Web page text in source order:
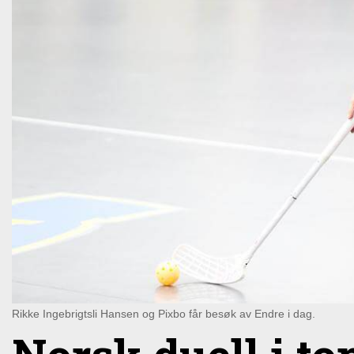
Rikke Ingebrigtsli Hansen og Pixbo får besøk av Endre i dag.